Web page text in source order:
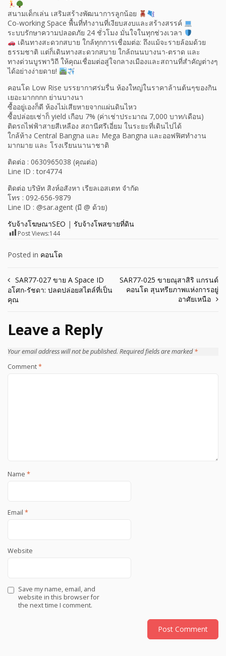
สนามเด็กเล่น เสริมสร้างพัฒนาการลูกน้อย
Co-working Space พื้นที่ทำงานที่เงียบสงบและสร้างสรรค์
ระบบรักษาความปลอดภัย 24 ชั่วโมง มั่นใจในทุกช่วงเวลา
เดินทางสะดวกสบาย ใกล้ทุกการเชื่อมต่อ: ถึงแม้จะรายล้อมด้วย
ธรรมชาติ แต่ก็เดินทางสะดวกสบาย ใกล้ถนนบางนา-ตราด และ
ทางด่วนบูรพาวิถี ให้คุณเชื่อมต่อสู่ใจกลางเมืองและสถานที่สำคัญต่างๆ
ได้อย่างง่ายดาย!
คอนโด Low Rise บรรยากาศร่มรื่น ห้องใหญ่ในราคาล้านต้นๆของกิน
เยอะมากกกก ย่านบางนา
ซื้ออยู่เองก็ดี ห้องไม่เสียหายจากแผ่นดินไหว
ซื้อปล่อยเช่าก็ yield เกือบ 7% (ค่าเช่าประมาณ 7,000 บาท/เดือน)
ติดรถไฟฟ้าสายสีเหลือง สถานีศรีเอี่ยม ในระยะที่เดินไปได้
ใกล้ห้าง Central Bangna และ Mega Bangna และออฟฟิศทำงาน
มากมาย และ โรงเรียนนานาชาติ
ติดต่อ : 0630965038 (คุณต่อ)
Line ID : tor4774
ติดต่อ บริษัท สิงห์อสังหา เรียลเอสเตท จำกัด
โทร : 092-656-9879
Line ID : @sar.agent (มี @ ด้วย)
รับจ้างโฆษณาSEO | รับจ้างโพสขายที่ดิน
Post Views:144
Posted in คอนโด
Post
navigation
SAR77-027 ขาย A Space ID
อโศก-รัชดา: ปลดปล่อยสไตล์ที่เป็น
คุณ
SAR77-025 ขายณุสาสิริ แกรนด์
คอนโด สุนทรียภาพแห่งการอยู่
อาศัยเหนือ
Leave a Reply
Your email address will not be published. Required fields are marked*
Comment*
Name *
Email *
Website
Save my name, email, and
website in this browser for
the next time I comment.